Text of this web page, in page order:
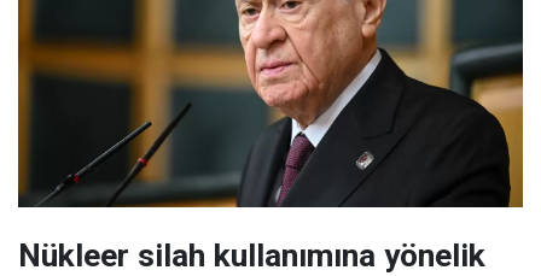
Nükleer silah kullanımına yönelik